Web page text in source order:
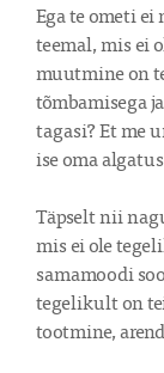
Ega te ometi
teemal, mis ei
muutmine on
tõmbamisega
tagasi? Et me
ise oma
Täpselt nii
mis ei ole
samamoodi
tegelikult on
tootmine,